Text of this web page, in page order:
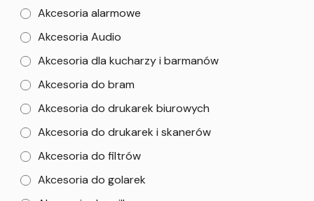
Akcesoria alarmowe
Akcesoria Audio
Akcesoria dla kucharzy i barmanów
Akcesoria do bram
Akcesoria do drukarek biurowych
Akcesoria do drukarek i skanerów
Akcesoria do filtrów
Akcesoria do golarek